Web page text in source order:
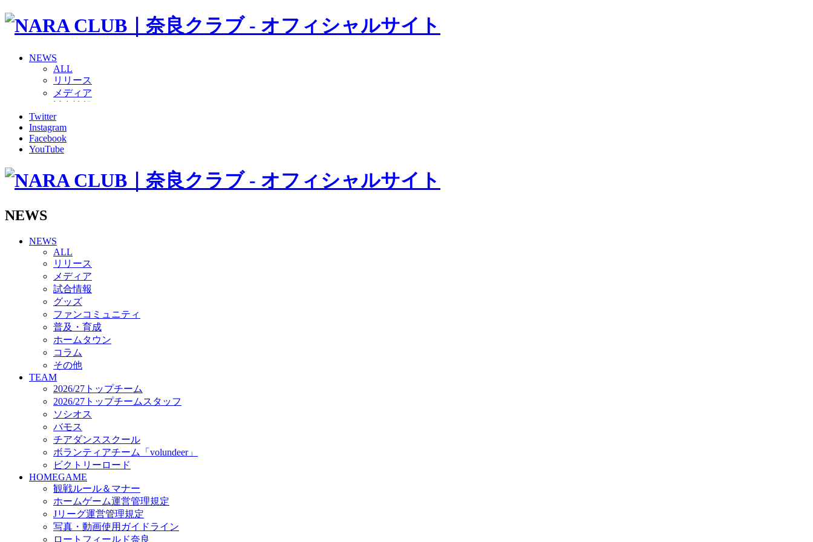
NEWS
ALL
リリース
メディア
グッズ
ファンコミュニティ
普及・育成
ホームタウン
その他
バモス
チアダンススクール
ボランティアチーム「volundeer」
ビクトリーロード
HOMEGAME
観戦ルール＆マナー
ホームゲーム運営管理規定
Jリーグ運営管理規定
写真・動画使用ガイドライン
ロートフィールド奈良
SCHEDULE
2026/27
練習見学時のファンサービスについて
TICKET
奈良クラブ明治安田J3リーグ2026/27シーズン試合観戦チケット
奈良クラブ明治安田Ｊ3リーグ 2026/27シーズン「鹿パス」
観戦ルール＆マナー
FANCOMMUNITY
2026/27ファンコミュニティ
サポートショップ
GOODS
オフィシャルストア（実店舗）
オンラインストア
ACADEMY
アカデミーについて
Twitter
Instagram
Facebook
YouTube
NEWS
NEWS
ALL
リリース
メディア
試合情報
グッズ
ファンコミュニティ
普及・育成
ホームタウン
コラム
その他
TEAM
2026/27トップチーム
2026/27トップチームスタッフ
ソシオス
バモス
チアダンススクール
ボランティアチーム「volundeer」
ビクトリーロード
HOMEGAME
観戦ルール＆マナー
ホームゲーム運営管理規定
Jリーグ運営管理規定
写真・動画使用ガイドライン
ロートフィールド奈良